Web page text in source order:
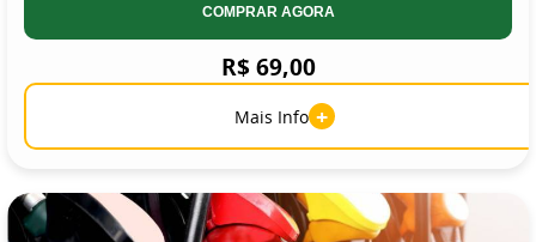
COMPRAR AGORA
R$ 69,00
Mais Info +